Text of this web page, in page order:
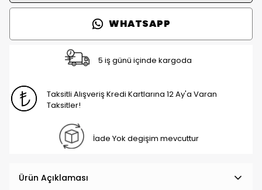
WHATSAPP
5 iş günü içinde kargoda
Taksitli Alışveriş Kredi Kartlarına 12 Ay'a Varan
Taksitler!
İade Yok degişim mevcuttur
Ürün Açıklaması